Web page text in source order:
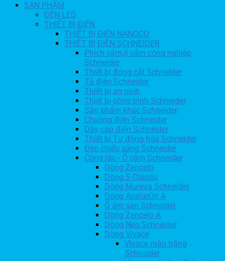
SẢN PHẨM
ĐÈN LED
THIẾT BỊ ĐIỆN
THIẾT BỊ ĐIỆN NANOCO
THIẾT BỊ ĐIỆN SCHNEIDER
Phích cắm,ổ cắm công nghiệp
Schneider
Thiết bị đóng cắt Schneider
Tủ điện Schneider
Thiết bị an ninh
Thiết bị công trình Schneider
Sản phẩm khác Schneider
Chuông điện Schneider
Dây cáp điện Schneider
Thiết bị Tự động hóa Schneider
Đèn chiếu sáng Schneider
Công tắc - Ổ cắm Schneider
Dòng Zencelo
Dòng S-Classic
Dòng Mureva Schneider
Dòng AvatarOn A
Ổ âm sàn Schneider
Dòng Zencelo A
Dòng Neo Schneider
Dòng Vivace
Vivace màu trắng
Schneider